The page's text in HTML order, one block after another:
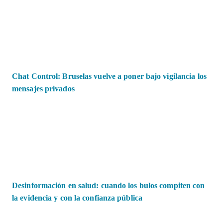
Chat Control: Bruselas vuelve a poner bajo vigilancia los
mensajes privados
Desinformación en salud: cuando los bulos compiten con
la evidencia y con la confianza pública